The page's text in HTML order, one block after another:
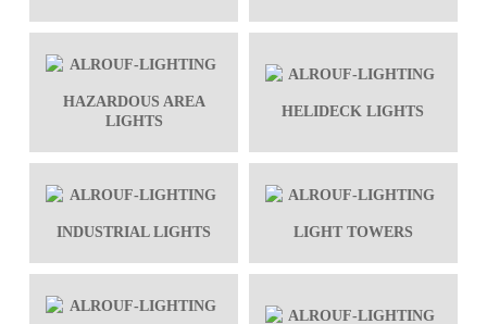
HAZARDOUS AREA
LIGHTS
HELIDECK LIGHTS
INDUSTRIAL LIGHTS LIGHT TOWERS